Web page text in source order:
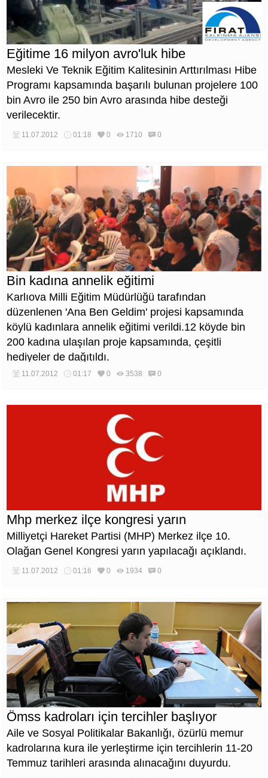
Eğitime 16 milyon avro'luk hibe
Mesleki Ve Teknik Eğitim Kalitesinin Arttırılması Hibe
Programı kapsamında başarılı bulunan projelere 100
bin Avro ile 250 bin Avro arasında hibe desteği
verilecektir.
11.07.2012 01:18 0 1710 0
Bin kadına annelik eğitimi
Karlıova Milli Eğitim Müdürlüğü tarafından
düzenlenen 'Ana Ben Geldim' projesi kapsamında
köylü kadınlara annelik eğitimi verildi.12 köyde bin
200 kadına ulaşılan proje kapsamında, çeşitli
hediyeler de dağıtıldı.
11.07.2012 01:17 0 3538 0
Mhp merkez ilçe kongresi yarın
Milliyetçi Hareket Partisi (MHP) Merkez ilçe 10.
Olağan Genel Kongresi yarın yapılacağı açıklandı.
11.07.2012 01:16 0 1934 0
Ömss kadroları için tercihler başlıyor
Aile ve Sosyal Politikalar Bakanlığı, özürlü memur
kadrolarına kura ile yerleştirme için tercihlerin 11-20
Temmuz tarihleri arasında alınacağını duyurdu.